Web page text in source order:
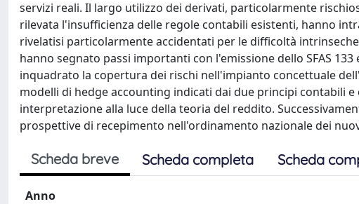
servizi reali. Il largo utilizzo dei derivati, particolarmente
rilevata l'insufficienza delle regole contabili esistenti, hanno
rivelatisi particolarmente accidentati per le difficoltà
hanno segnato passi importanti con l'emissione dello SFAS
inquadrato la copertura dei rischi nell'impianto concettuale
modelli di hedge accounting indicati dai due principi contabili
interpretazione alla luce della teoria del reddito.
prospettive di recepimento nell'ordinamento nazionale dei
Scheda breve Scheda completa Scheda
Anno